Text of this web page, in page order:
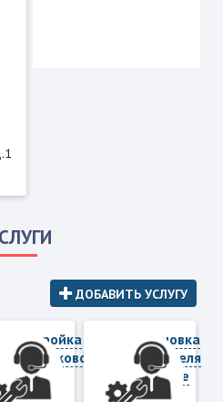
ДОБАВИТЬ УСЛУГУ
Настройка
спутникового
ТВ
Установка
смесителя
на кухне